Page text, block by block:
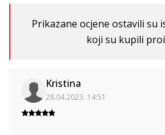
Prikazane ocjene ostavili su
koji su kupili
Kristina
28.04.2023. 14:51